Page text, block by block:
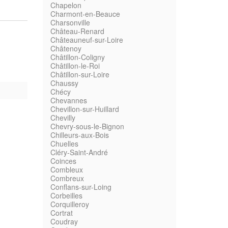
Chapelon
Charmont-en-Beauce
Charsonville
Château-Renard
Châteauneuf-sur-Loire
Châtenoy
Châtillon-Coligny
Châtillon-le-Roi
Châtillon-sur-Loire
Chaussy
Chécy
Chevannes
Chevillon-sur-Huillard
Chevilly
Chevry-sous-le-Bignon
Chilleurs-aux-Bois
Chuelles
Cléry-Saint-André
Coinces
Combleux
Combreux
Conflans-sur-Loing
Corbeilles
Corquilleroy
Cortrat
Coudray